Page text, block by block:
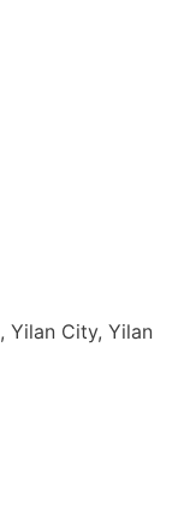
Yilan City, Yilan